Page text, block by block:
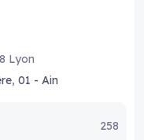
Lyon
, 01 - Ain
258